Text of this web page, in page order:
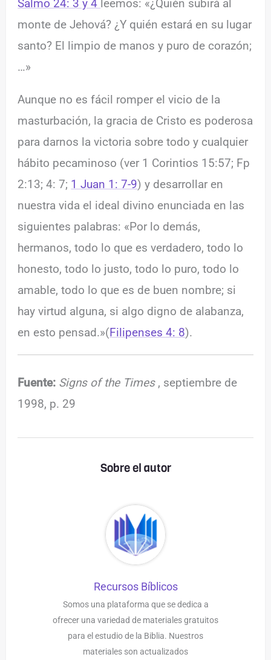
Salmo 24: 3 y 4 leemos: «¿Quién subirá al
monte de Jehová? ¿Y quién estará en su lugar
santo? El limpio de manos y puro de corazón;
…»
Aunque no es fácil romper el vicio de la
masturbación, la gracia de Cristo es poderosa
para darnos la victoria sobre todo y cualquier
hábito pecaminoso (ver 1 Corintios 15:57; Fp
2:13; 4: 7; 1 Juan 1: 7-9) y desarrollar en
nuestra vida el ideal divino enunciada en las
siguientes palabras: «Por lo demás,
hermanos, todo lo que es verdadero, todo lo
honesto, todo lo justo, todo lo puro, todo lo
amable, todo lo que es de buen nombre; si
hay virtud alguna, si algo digno de alabanza,
en esto pensad.»(Filipenses 4: 8).
Fuente: Signs of the Times, septiembre de
1998, p. 29
Sobre el autor
Recursos Bíblicos
Somos una plataforma que se dedica a
ofrecer una variedad de materiales gratuitos
para el estudio de la Biblia. Nuestros
materiales son actualizados